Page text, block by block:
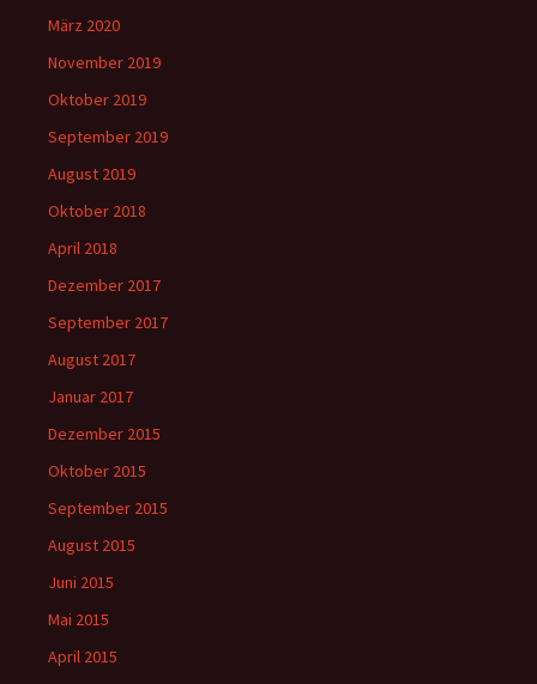
März 2020
November 2019
Oktober 2019
September 2019
August 2019
Oktober 2018
April 2018
Dezember 2017
September 2017
August 2017
Januar 2017
Dezember 2015
Oktober 2015
September 2015
August 2015
Juni 2015
Mai 2015
April 2015